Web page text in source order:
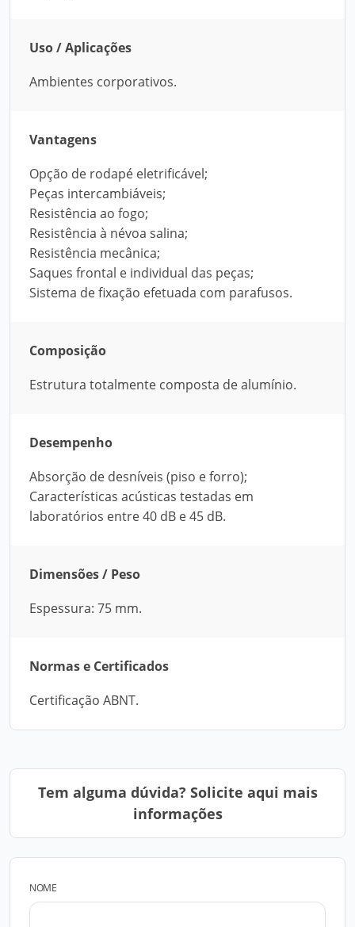
Uso / Aplicações
Ambientes corporativos.
Vantagens
Opção de rodapé eletrificável;
Peças intercambiáveis;
Resistência ao fogo;
Resistência à névoa salina;
Resistência mecânica;
Saques frontal e individual das peças;
Sistema de fixação efetuada com parafusos.
Composição
Estrutura totalmente composta de alumínio.
Desempenho
Absorção de desníveis (piso e forro);
Características acústicas testadas em
laboratórios entre 40 dB e 45 dB.
Dimensões / Peso
Espessura: 75 mm.
Normas e Certificados
Certificação ABNT.
Tem alguma dúvida? Solicite aqui mais
informações
NOME